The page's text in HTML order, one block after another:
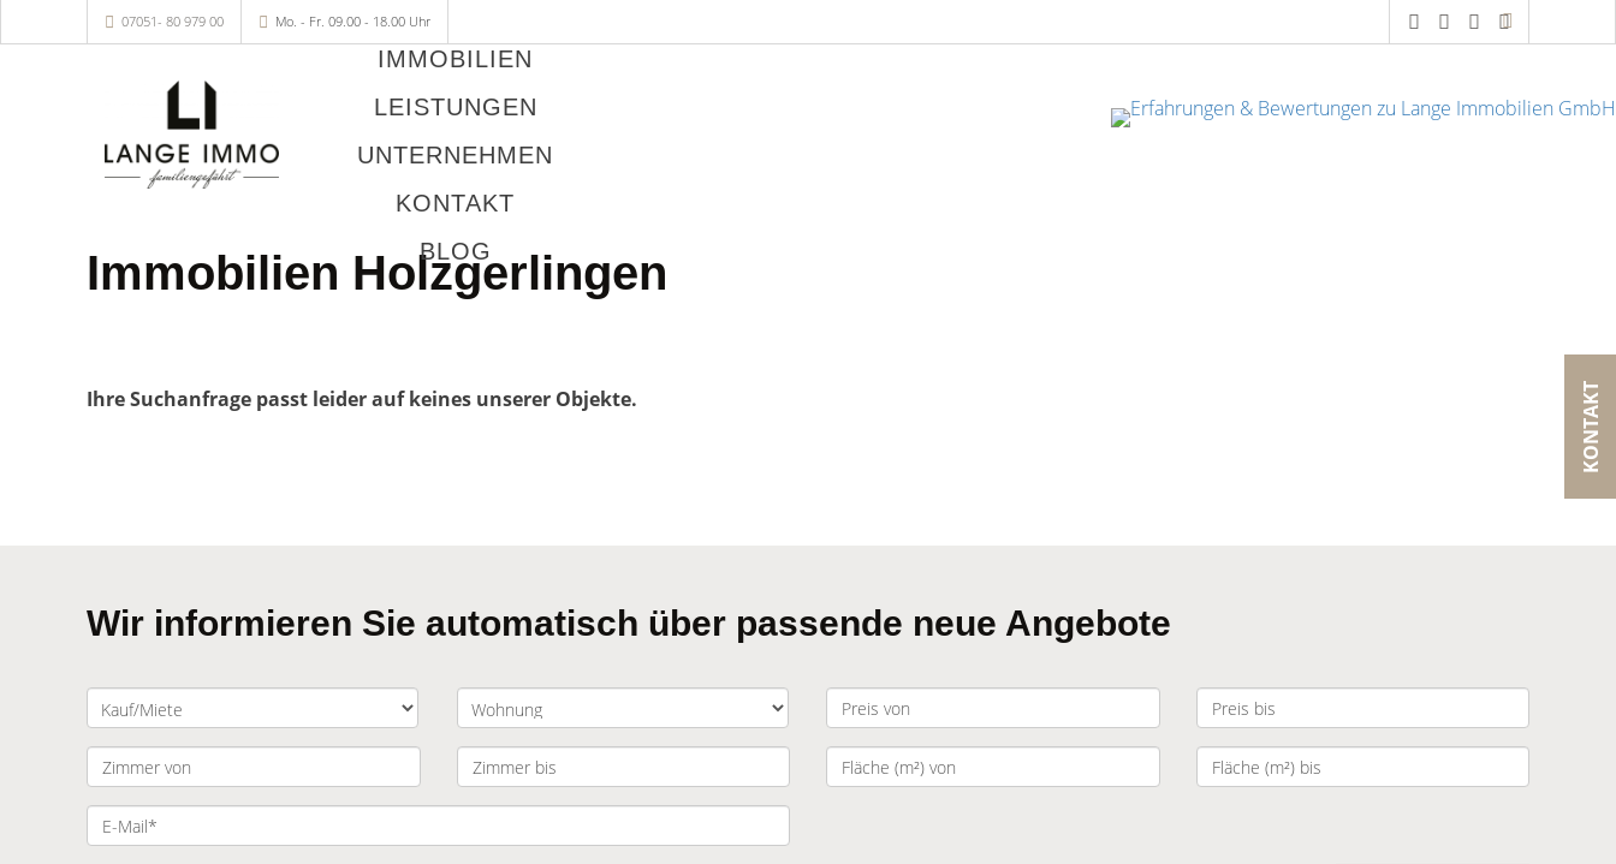
KONTAKT
07051- 80 979 00 Mo. - Fr. 09.00 - 18.00 Uhr
IMMOBILIEN
LEISTUNGEN
UNTERNEHMEN
KONTAKT
BLOG
Immobilien Holzgerlingen
Ihre Suchanfrage passt leider auf keines unserer Objekte.
Wir informieren Sie automatisch über passende neue Angebote